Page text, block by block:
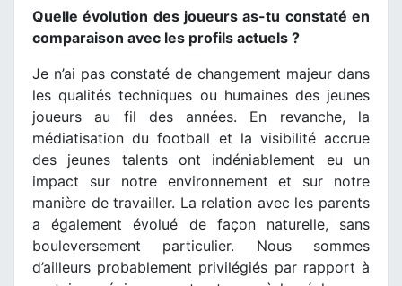
Quelle évolution des joueurs as-tu constaté en
comparaison avec les profils actuels ?
Je n’ai pas constaté de changement majeur dans
les qualités techniques ou humaines des jeunes
joueurs au fil des années. En revanche, la
médiatisation du football et la visibilité accrue
des jeunes talents ont indéniablement eu un
impact sur notre environnement et sur notre
manière de travailler. La relation avec les parents
a également évolué de façon naturelle, sans
bouleversement particulier. Nous sommes
d’ailleurs probablement privilégiés par rapport à